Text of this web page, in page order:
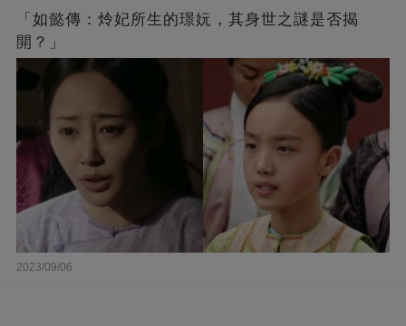
「如懿傳：炩妃所生的璟妧，其身世之謎是否揭
開？」
2023/09/06